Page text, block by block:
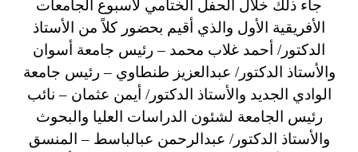
جاء ذلك خلال الحفل الختامي لأسبوع الجامعات
الأفريقية الأول والذي أقيم بحضور كلاً من الأستاذ
الدكتور/ أحمد غلاب محمد – رئيس جامعة أسوان
والأستاذ الدكتور/ عبدالعزيز طنطاوي – رئيس جامعة
الوادي الجديد والأستاذ الدكتور/ أيمن عثمان – نائب
رئيس الجامعة لشئون الدراسات العليا والبحوث
والأستاذ الدكتور/ عبدالرحمن عبالباسط – المنسق